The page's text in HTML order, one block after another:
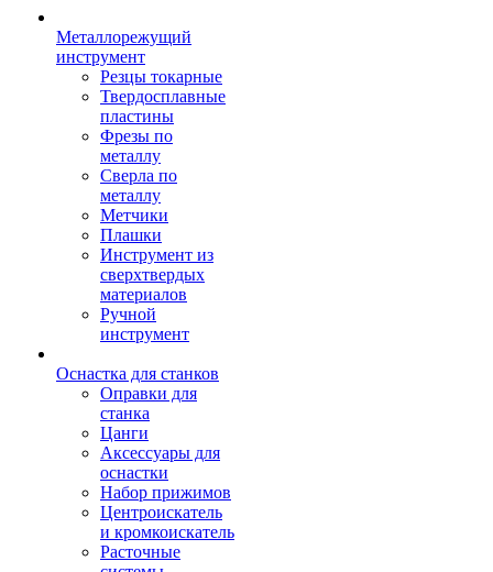
Металлорежущий
инструмент
Резцы токарные
Твердосплавные
пластины
Фрезы по
металлу
Сверла по
металлу
Метчики
Плашки
Инструмент из
сверхтвердых
материалов
Ручной
инструмент
Оснастка для станков
Оправки для
станка
Цанги
Аксессуары для
оснастки
Набор прижимов
Центроискатель
и кромкоискатель
Расточные